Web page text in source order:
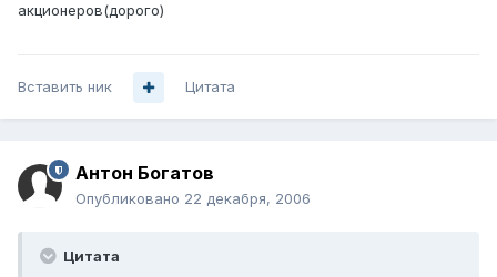
акционеров(дорого)
Вставить ник Цитата
Антон Богатов
Опубликовано 22 декабря, 2006
Цитата